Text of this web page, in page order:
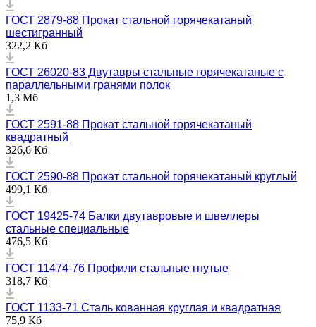
ГОСТ 2879-88 Прокат стальной горячекатаный
шестигранный
322,2 Кб
ГОСТ 26020-83 Двутавры стальные горячекатаные с
параллельными гранями полок
1,3 Мб
ГОСТ 2591-88 Прокат стальной горячекатаный
квадратный
326,6 Кб
ГОСТ 2590-88 Прокат стальной горячекатаный круглый
499,1 Кб
ГОСТ 19425-74 Балки двутавровые и швеллеры
стальные специальные
476,5 Кб
ГОСТ 11474-76 Профили стальные гнутые
318,7 Кб
ГОСТ 1133-71 Сталь кованная круглая и квадратная
75,9 Кб